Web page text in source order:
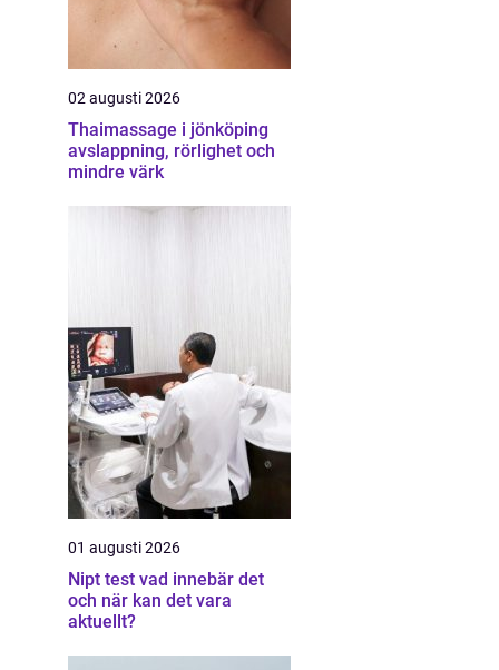
02 augusti 2026
Thaimassage i jönköping
avslappning, rörlighet och
mindre värk
01 augusti 2026
Nipt test vad innebär det
och när kan det vara
aktuellt?